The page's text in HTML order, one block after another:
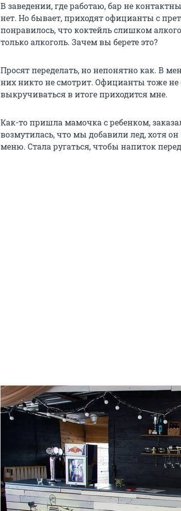
В заведении, где работаю, бар не
нет. Но бывает, приходят официанты с
понравилось, что коктейль слишком
только алкоголь. Зачем вы берете это?
Просят переделать, но непонятно как. В
них никто не смотрит. Официанты тоже
выкручиваться в итоге приходится мне.
Как-то пришла мамочка с ребенком,
возмутилась, что мы добавили лед, хотя он
меню. Стала ругаться, чтобы напиток